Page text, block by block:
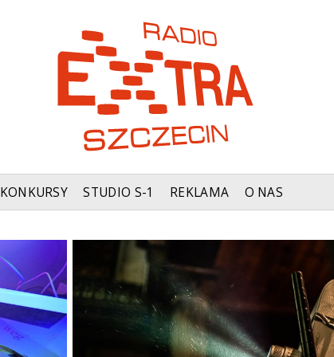
KONKURSY STUDIO S-1 REKLAMA O NAS